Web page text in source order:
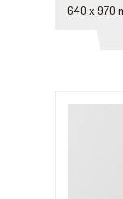
640 x 970